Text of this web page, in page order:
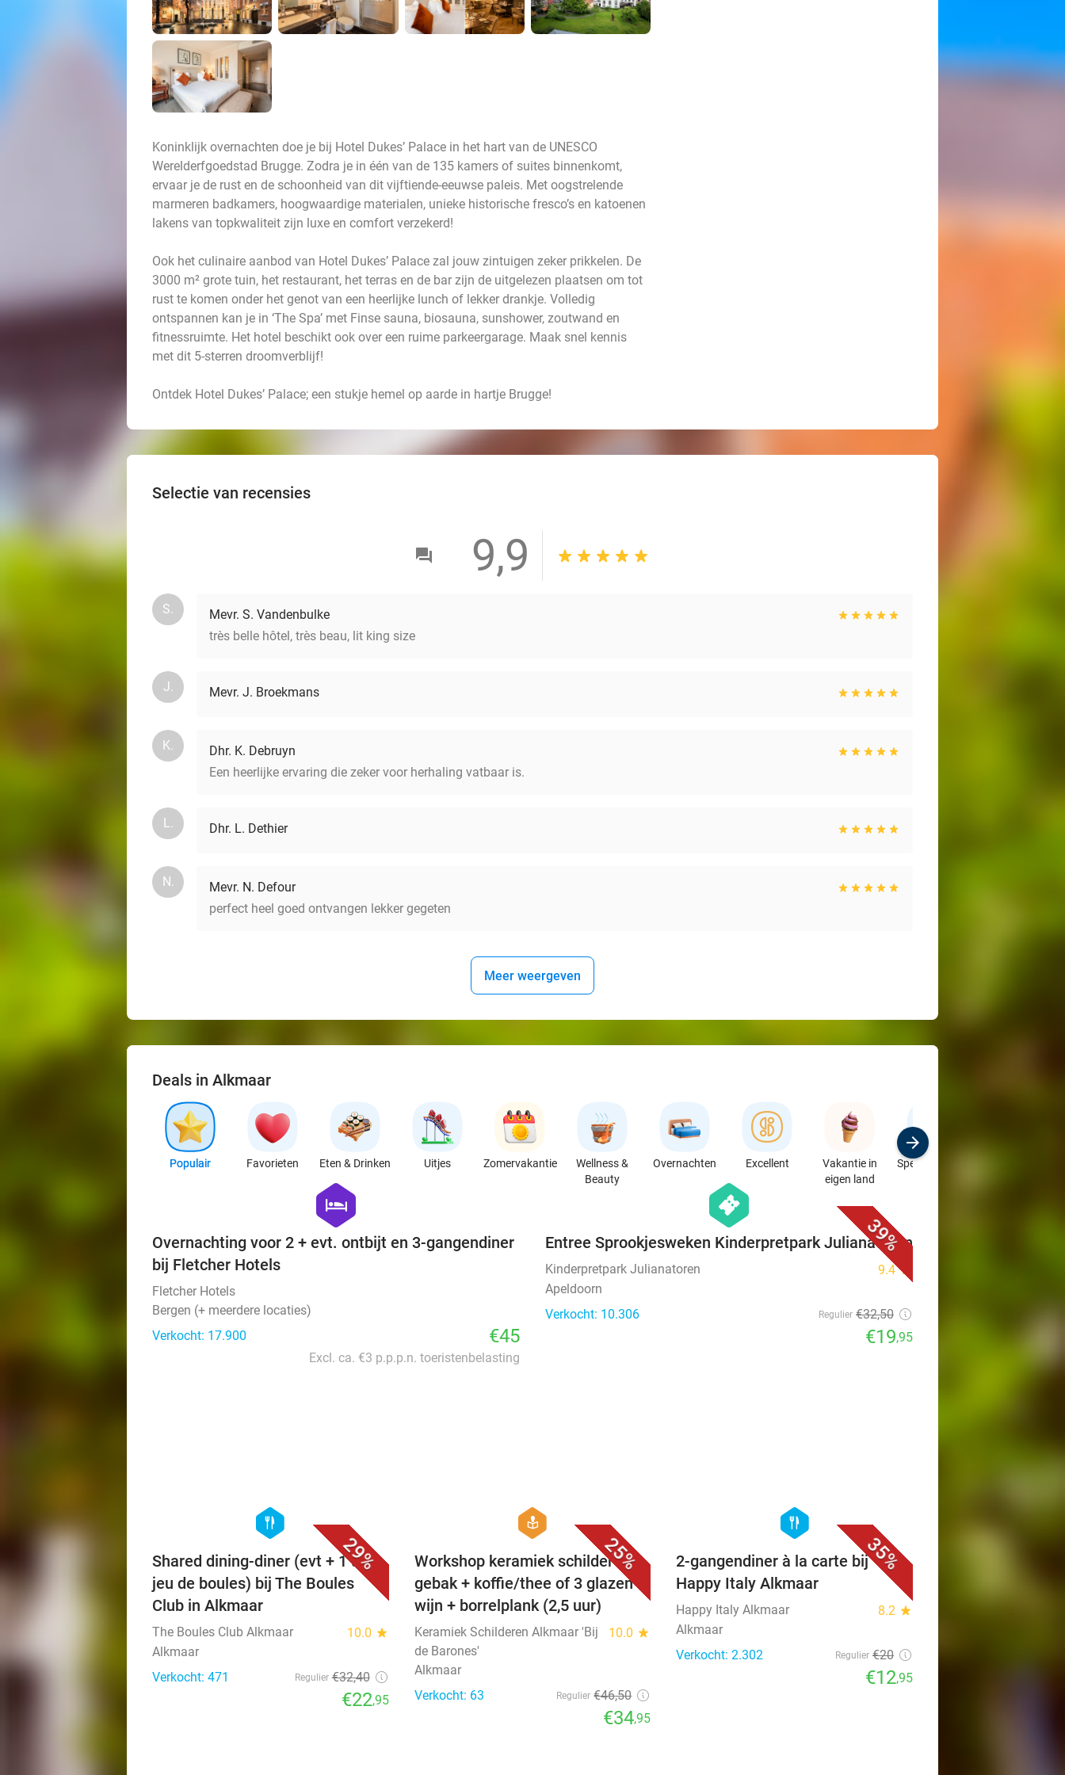
Koninklijk overnachten doe je bij Hotel Dukes’ Palace in het hart van de UNESCO
Werelderfgoedstad Brugge. Zodra je in één van de 135 kamers of suites binnenkomt,
ervaar je de rust en de schoonheid van dit vijftiende-eeuwse paleis. Met oogstrelende
marmeren badkamers, hoogwaardige materialen, unieke historische fresco’s en katoenen
lakens van topkwaliteit zijn luxe en comfort verzekerd!
Ook het culinaire aanbod van Hotel Dukes’ Palace zal jouw zintuigen zeker prikkelen. De
3000 m² grote tuin, het restaurant, het terras en de bar zijn de uitgelezen plaatsen om tot
rust te komen onder het genot van een heerlijke lunch of lekker drankje. Volledig
ontspannen kan je in ‘The Spa’ met Finse sauna, biosauna, sunshower, zoutwand en
fitnessruimte. Het hotel beschikt ook over een ruime parkeergarage. Maak snel kennis
met dit 5-sterren droomverblijf!
Ontdek Hotel Dukes’ Palace; een stukje hemel op aarde in hartje Brugge!
Selectie van recensies
9,9
S.
Mevr. S. Vandenbulke
très belle hôtel, très beau, lit king size
J. Mevr. J. Broekmans
K.
Dhr. K. Debruyn
Een heerlijke ervaring die zeker voor herhaling vatbaar is.
L. Dhr. L. Dethier
N.
Mevr. N. Defour
perfect heel goed ontvangen lekker gegeten
Meer weergeven
Deals in Alkmaar
Populair Favorieten Eten & Drinken Uitjes Zomervakantie
Wellness &
Beauty
Overnachten Excellent
Vakantie in
eigen land
Speciaalzaken
hexagon
hotel
Overnachting voor 2 + evt. ontbijt en 3-gangendiner
bij Fletcher Hotels
Fletcher Hotels
Bergen (+ meerdere locaties)
Verkocht: 17.900
€45
Excl. ca. €3 p.p.p.n. toeristenbelasting
39%
hexagon
events
Entree Sprookjesweken Kinderpretpark Julianatoren
Kinderpretpark Julianatoren 9.4star
Apeldoorn
Verkocht: 10.306
Regulier €32,50
€19,95
29%
hexagon
food
Shared dining-diner (evt + 1 uur
jeu de boules) bij The Boules
Club in Alkmaar
The Boules Club Alkmaar 10.0 star
Alkmaar
Verkocht: 471
Regulier €32,40
€22,95
25%
hexagon
course
Workshop keramiek schilderen +
gebak + koffie/thee of 3 glazen
wijn + borrelplank (2,5 uur)
Keramiek Schilderen Alkmaar 'Bij
de Barones'
10.0 star
Alkmaar
Verkocht: 63
Regulier €46,50
€34,95
35%
hexagon
food
2-gangendiner à la carte bij
Happy Italy Alkmaar
Happy Italy Alkmaar 8.2 star
Alkmaar
Verkocht: 2.302
Regulier €20
€12,95